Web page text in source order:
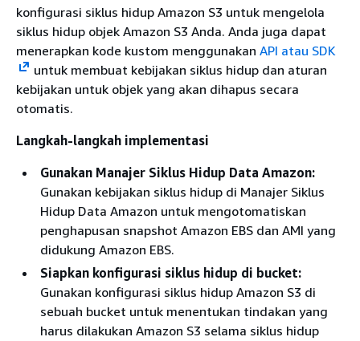
konfigurasi siklus hidup Amazon S3 untuk mengelola
siklus hidup objek Amazon S3 Anda. Anda juga dapat
menerapkan kode kustom menggunakan API atau SDK
untuk membuat kebijakan siklus hidup dan aturan
kebijakan untuk objek yang akan dihapus secara
otomatis.
Langkah-langkah implementasi
Gunakan Manajer Siklus Hidup Data Amazon:
Gunakan kebijakan siklus hidup di Manajer Siklus
Hidup Data Amazon untuk mengotomatiskan
penghapusan snapshot Amazon EBS dan AMI yang
didukung Amazon EBS.
Siapkan konfigurasi siklus hidup di bucket:
Gunakan konfigurasi siklus hidup Amazon S3 di
sebuah bucket untuk menentukan tindakan yang
harus dilakukan Amazon S3 selama siklus hidup